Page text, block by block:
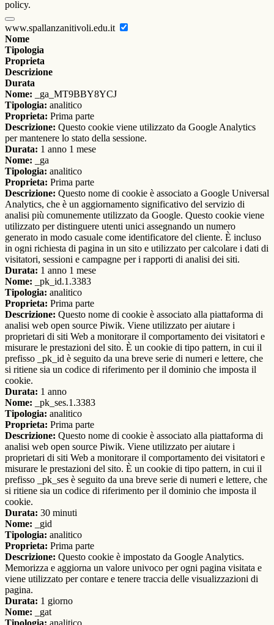
policy.
www.spallanzanitivoli.edu.it
Nome
Tipologia
Proprieta
Descrizione
Durata
Nome: _ga_MT9BBY8YCJ
Tipologia: analitico
Proprieta: Prima parte
Descrizione: Questo cookie viene utilizzato da Google Analytics
per mantenere lo stato della sessione.
Durata: 1 anno 1 mese
Nome: _ga
Tipologia: analitico
Proprieta: Prima parte
Descrizione: Questo nome di cookie è associato a Google Universal
Analytics, che è un aggiornamento significativo del servizio di
analisi più comunemente utilizzato da Google. Questo cookie viene
utilizzato per distinguere utenti unici assegnando un numero
generato in modo casuale come identificatore del cliente. È incluso
in ogni richiesta di pagina in un sito e utilizzato per calcolare i dati di
visitatori, sessioni e campagne per i rapporti di analisi dei siti.
Durata: 1 anno 1 mese
Nome: _pk_id.1.3383
Tipologia: analitico
Proprieta: Prima parte
Descrizione: Questo nome di cookie è associato alla piattaforma di
analisi web open source Piwik. Viene utilizzato per aiutare i
proprietari di siti Web a monitorare il comportamento dei visitatori e
misurare le prestazioni del sito. È un cookie di tipo pattern, in cui il
prefisso _pk_id è seguito da una breve serie di numeri e lettere, che
si ritiene sia un codice di riferimento per il dominio che imposta il
cookie.
Durata: 1 anno
Nome: _pk_ses.1.3383
Tipologia: analitico
Proprieta: Prima parte
Descrizione: Questo nome di cookie è associato alla piattaforma di
analisi web open source Piwik. Viene utilizzato per aiutare i
proprietari di siti Web a monitorare il comportamento dei visitatori e
misurare le prestazioni del sito. È un cookie di tipo pattern, in cui il
prefisso _pk_ses è seguito da una breve serie di numeri e lettere, che
si ritiene sia un codice di riferimento per il dominio che imposta il
cookie.
Durata: 30 minuti
Nome: _gid
Tipologia: analitico
Proprieta: Prima parte
Descrizione: Questo cookie è impostato da Google Analytics.
Memorizza e aggiorna un valore univoco per ogni pagina visitata e
viene utilizzato per contare e tenere traccia delle visualizzazioni di
pagina.
Durata: 1 giorno
Nome: _gat